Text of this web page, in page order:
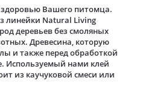
Вашего питомца.
линейки Natural Living
деревьев без смоляных
Древесина, которую
и также перед обработкой
Используемый нами клей
из каучуковой смеси или